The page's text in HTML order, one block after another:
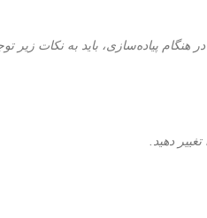
هنگام پیاده‌سازی، باید به نکات زیر
دهید.